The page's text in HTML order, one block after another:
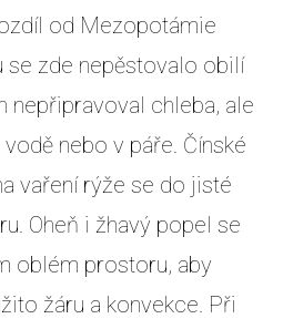
od Mezopotámie
se zde nepěstovalo obilí
nepřipravoval chleba, ale
nebo v páře. Čínské
vaření rýže se do jisté
Oheň i žhavý popel se
oblém prostoru, aby
žáru a konvekce. Při